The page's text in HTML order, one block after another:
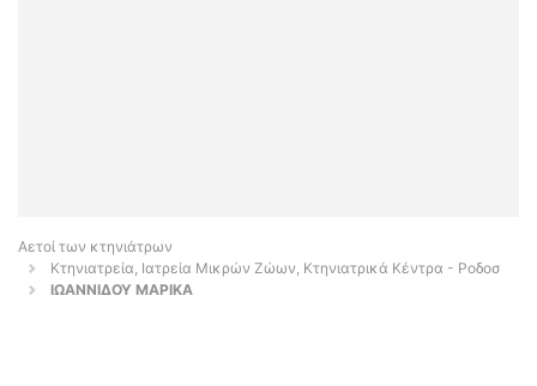
Αετοί των κτηνιάτρων
Κτηνιατρεία, Ιατρεία Μικρών Ζώων, Κτηνιατρικά Κέντρα - Ροδοσ
ΙΩΑΝΝΙΔΟΥ ΜΑΡΙΚΑ